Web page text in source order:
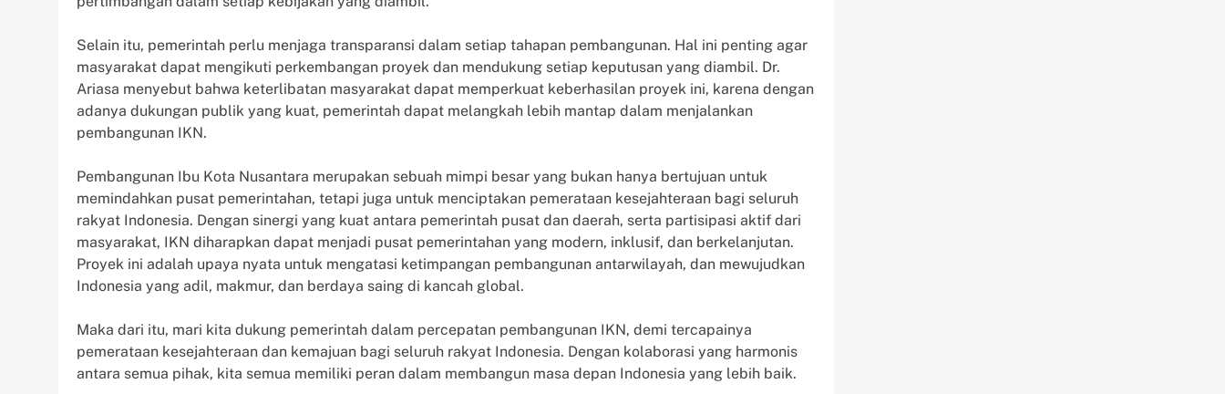
Selain itu, pemerintah perlu menjaga transparansi dalam setiap tahapan pembangunan. Hal ini penting agar
masyarakat dapat mengikuti perkembangan proyek dan mendukung setiap keputusan yang diambil. Dr.
Ariasa menyebut bahwa keterlibatan masyarakat dapat memperkuat keberhasilan proyek ini, karena dengan
adanya dukungan publik yang kuat, pemerintah dapat melangkah lebih mantap dalam menjalankan
pembangunan IKN.
Pembangunan Ibu Kota Nusantara merupakan sebuah mimpi besar yang bukan hanya bertujuan untuk
memindahkan pusat pemerintahan, tetapi juga untuk menciptakan pemerataan kesejahteraan bagi seluruh
rakyat Indonesia. Dengan sinergi yang kuat antara pemerintah pusat dan daerah, serta partisipasi aktif dari
masyarakat, IKN diharapkan dapat menjadi pusat pemerintahan yang modern, inklusif, dan berkelanjutan.
Proyek ini adalah upaya nyata untuk mengatasi ketimpangan pembangunan antarwilayah, dan mewujudkan
Indonesia yang adil, makmur, dan berdaya saing di kancah global.
Maka dari itu, mari kita dukung pemerintah dalam percepatan pembangunan IKN, demi tercapainya
pemerataan kesejahteraan dan kemajuan bagi seluruh rakyat Indonesia. Dengan kolaborasi yang harmonis
antara semua pihak, kita semua memiliki peran dalam membangun masa depan Indonesia yang lebih baik.